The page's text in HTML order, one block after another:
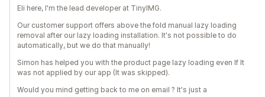
Eli here, I'm the lead developer at TinyIMG.
Our customer support offers above the fold manual lazy loading
removal after our lazy loading installation. It's not possible to do
automatically, but we do that manually!
Simon has helped you with the product page lazy loading even If It
was not applied by our app (It was skipped).
Would you mind getting back to me on email ? It's just a